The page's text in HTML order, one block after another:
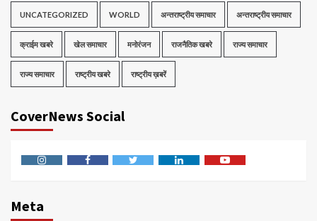
UNCATEGORIZED WORLD अन्तराष्ट्रीय समाचार अन्तराष्ट्रीय समाचार
क्राईम खबरे खेल समाचार मनोरंजन राजनैतिक खबरे राज्य समाचार
राज्य समाचार राष्ट्रीय खबरे राष्ट्रीय ख़बरें
CoverNews Social
Meta